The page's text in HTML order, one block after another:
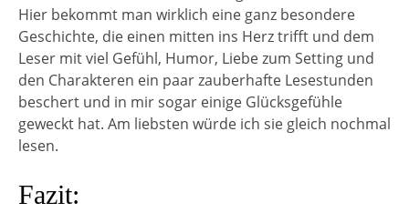
Hier bekommt man wirklich eine ganz besondere
Geschichte, die einen mitten ins Herz trifft und dem
Leser mit viel Gefühl, Humor, Liebe zum Setting und
den Charakteren ein paar zauberhafte Lesestunden
beschert und in mir sogar einige Glücksgefühle
geweckt hat. Am liebsten würde ich sie gleich nochmal
lesen.
Fazit: